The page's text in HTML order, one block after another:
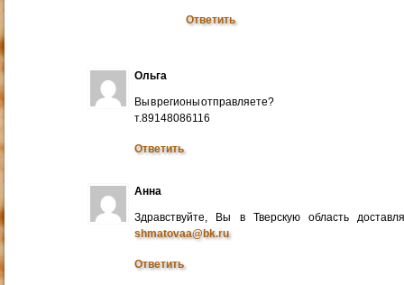
Ответить
Ольга
Вы в регионы отправляете?
т.89148086116
Ответить
Анна
Здравствуйте, Вы в Тверскую область
shmatovaa@bk.ru
Ответить